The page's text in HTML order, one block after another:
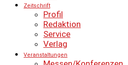
Zeitschrift
Profil
Redaktion
Service
Verlag
Veranstaltungen